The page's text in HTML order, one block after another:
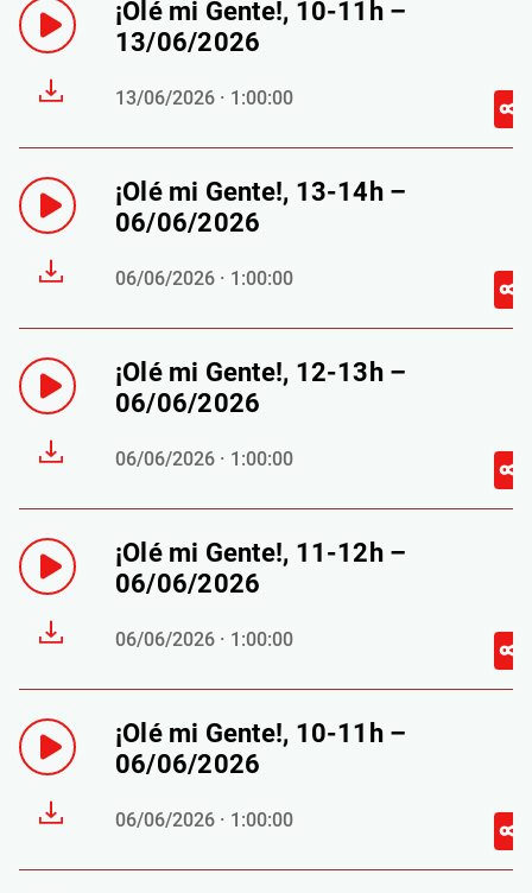
¡Olé mi Gente!, 10-11h –
13/06/2026
13/06/2026 · 1:00:00
¡Olé mi Gente!, 13-14h –
06/06/2026
06/06/2026 · 1:00:00
¡Olé mi Gente!, 12-13h –
06/06/2026
06/06/2026 · 1:00:00
¡Olé mi Gente!, 11-12h –
06/06/2026
06/06/2026 · 1:00:00
¡Olé mi Gente!, 10-11h –
06/06/2026
06/06/2026 · 1:00:00